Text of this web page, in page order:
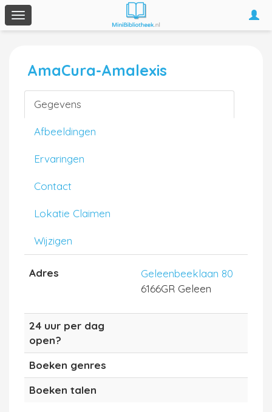
Toggle
navigation
AmaCura-Amalexis
Gegevens
Afbeeldingen
Ervaringen
Contact
Lokatie Claimen
Wijzigen
Adres
Geleenbeeklaan 80
6166GR Geleen
24 uur per dag
open?
Boeken genres
Boeken talen